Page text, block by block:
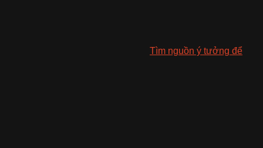
Tìm nguồn ý tưởng để